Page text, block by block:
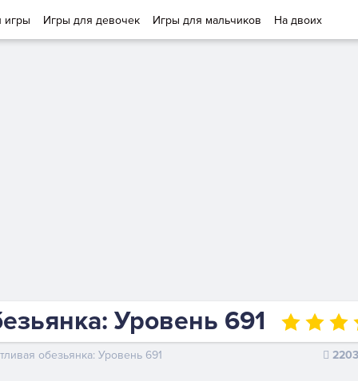
игры Игры для девочек Игры для мальчиков На двоих
Уровень 691
обезьянка: Уровень 691 2203